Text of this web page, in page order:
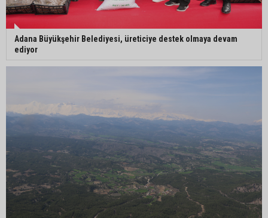
Adana Büyükşehir Belediyesi, üreticiye destek olmaya devam
ediyor